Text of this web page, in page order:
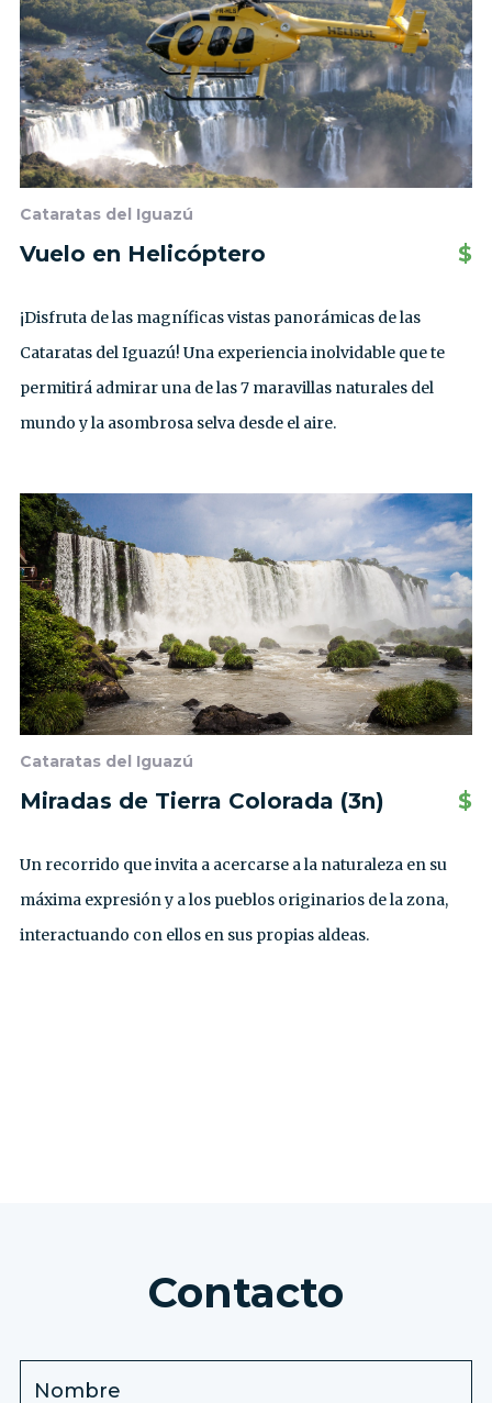
Cataratas del Iguazú
Vuelo en Helicóptero $
¡Disfruta de las magníficas vistas panorámicas de las
Cataratas del Iguazú! Una experiencia inolvidable que te
permitirá admirar una de las 7 maravillas naturales del
mundo y la asombrosa selva desde el aire.
Cataratas del Iguazú
Miradas de Tierra Colorada (3n) $
Un recorrido que invita a acercarse a la naturaleza en su
máxima expresión y a los pueblos originarios de la zona,
interactuando con ellos en sus propias aldeas.
Contacto